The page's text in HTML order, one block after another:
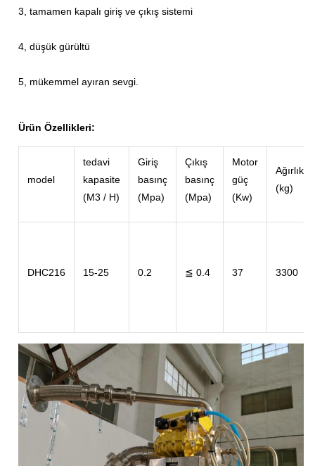
3, tamamen kapalı giriş ve çıkış sistemi
4, düşük gürültü
5, mükemmel ayıran sevgi.
Ürün Özellikleri:
model
tedavi
kapasite
(M3 / H)
Giriş
basınç
(Mpa)
Çıkış
basınç
(Mpa)
Motor
güç
(Kw)
Ağırlık
(kg)
DHC216 15-25 0.2 ≦ 0.4 37 3300